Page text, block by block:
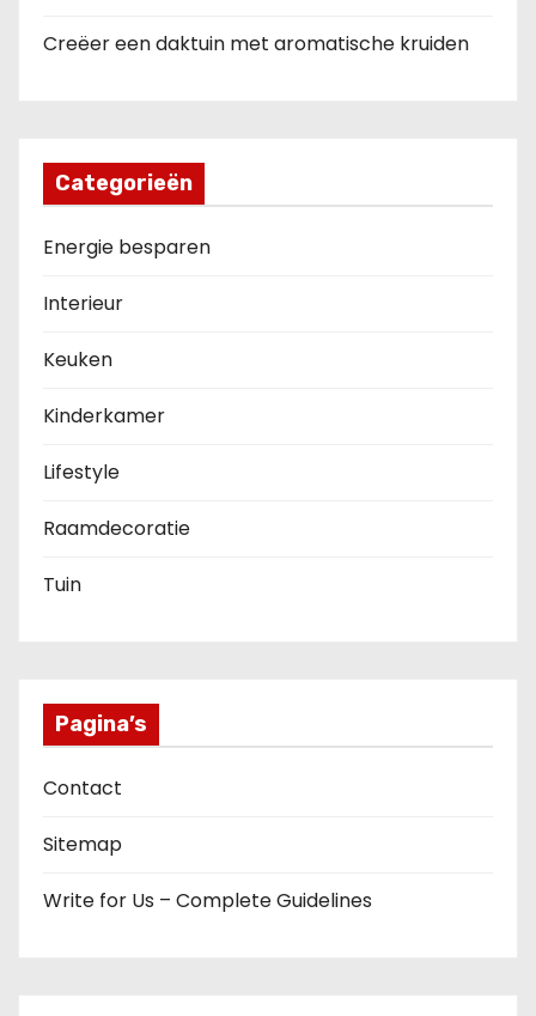
Creëer een daktuin met aromatische kruiden
Categorieën
Energie besparen
Interieur
Keuken
Kinderkamer
Lifestyle
Raamdecoratie
Tuin
Pagina’s
Contact
Sitemap
Write for Us – Complete Guidelines